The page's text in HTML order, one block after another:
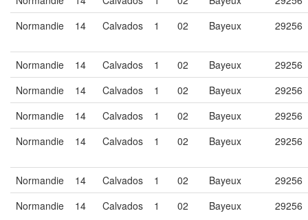
Normandie
14 Calvados 1 02 Bayeux 29256
Normandie 14 Calvados 1 02 Bayeux
29256
Normandie
14 Calvados 1 02 Bayeux
29256
Normandie
14 Calvados 1 02 Bayeux
29256
Normandie
14 Calvados 1 02 Bayeux 29256
Normandie 14 Calvados 1 02 Bayeux
29256
Normandie
14 Calvados 1 02 Bayeux 29256